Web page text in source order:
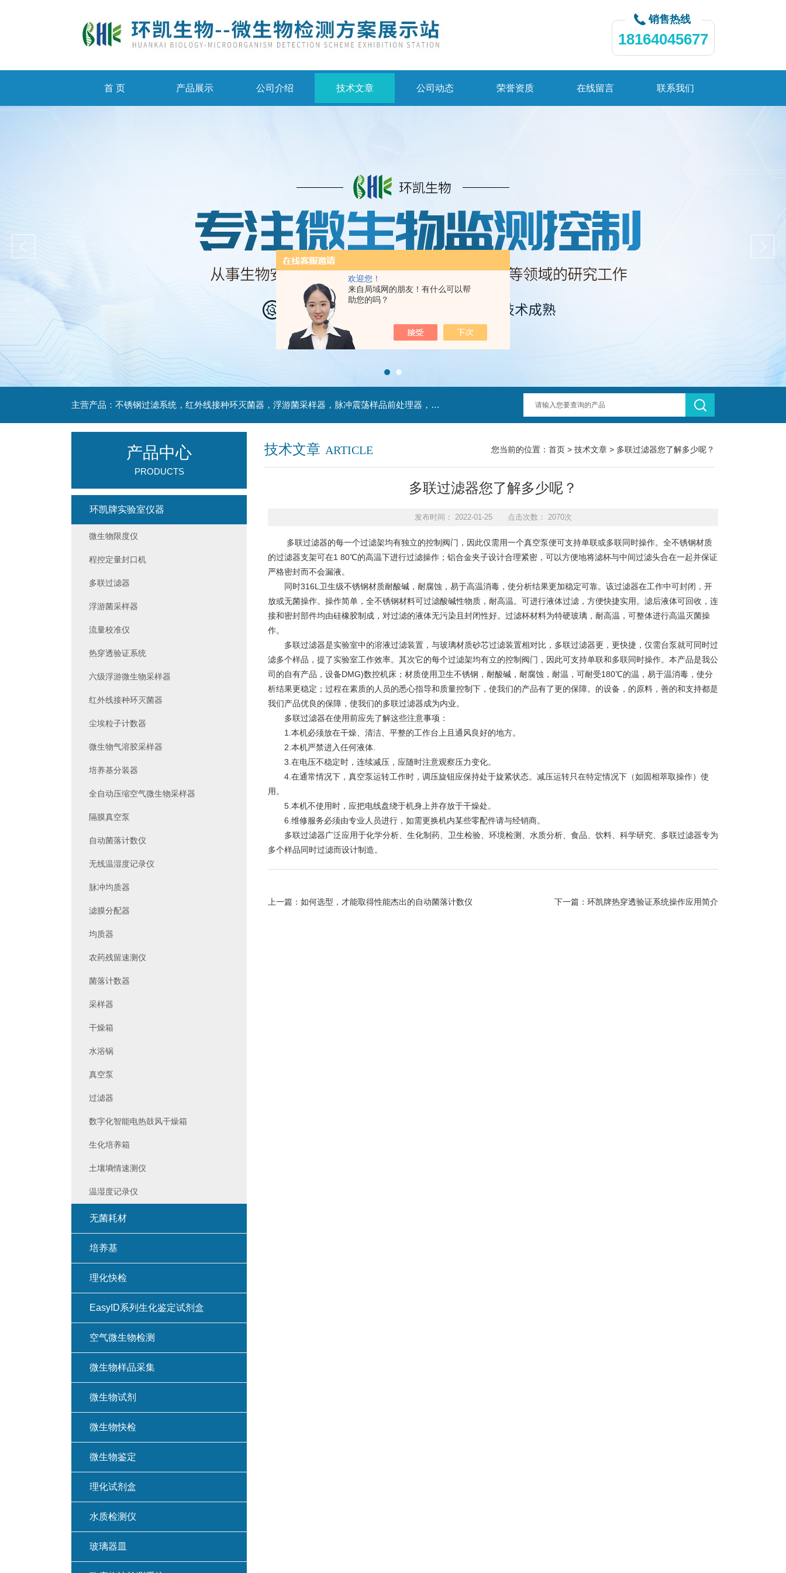
欢迎您！
来自局域网的朋友！有什么可以帮
助您的吗？
销售热线
18164045677
首 页 产品展示 公司介绍 技术文章 公司动态 荣誉资质 在线留言 联系我们
主营产品：不锈钢过滤系统，红外线接种环灭菌器，浮游菌采样器，脉冲震荡样品前处理器，数字化智能电热鼓风干燥箱，数字化智能电热恒温培养箱，实验室设备及环境温湿度监测系统，洁净工作台等实验设仪器设备。
技术文章 ARTICLE 您当前的位置： 首页 > 技术文章 > 多联过滤器您了解多少呢？
多联过滤器您了解多少呢？
发布时间： 2022-01-25 点击次数： 2070次
多联过滤器的每一个过滤架均有独立的控制阀门，因此仅需用一个真空泵便可支持单联或多联同时操作。全不锈钢材质
的过滤器支架可在1 80℃的高温下进行过滤操作；铝合金夹子设计合理紧密，可以方便地将滤杯与中间过滤头合在一起并保证
严格密封而不会漏液。
同时316L卫生级不锈钢材质耐酸碱，耐腐蚀，易于高温消毒，使分析结果更加稳定可靠。该过滤器在工作中可封闭，开
放或无菌操作。操作简单，全不锈钢材料可过滤酸碱性物质，耐高温。可进行液体过滤，方便快捷实用。滤后液体可回收，连
接和密封部件均由硅橡胶制成，对过滤的液体无污染且封闭性好。过滤杯材料为特硬玻璃，耐高温，可整体进行高温灭菌操
作。
多联过滤器是实验室中的溶液过滤装置，与玻璃材质砂芯过滤装置相对比，多联过滤器更，更快捷，仅需台泵就可同时过
滤多个样品，提了实验室工作效率。其次它的每个过滤架均有立的控制阀门，因此可支持单联和多联同时操作。本产品是我公
司的自有产品，设备DMG)数控机床；材质使用卫生不锈钢，耐酸碱，耐腐蚀，耐温，可耐受180℃的温，易于温消毒，使分
析结果更稳定；过程在素质的人员的悉心指导和质量控制下，使我们的产品有了更的保障。的设备，的原料，善的和支持都是
我们产品优良的保障，使我们的多联过滤器成为内业。
多联过滤器在使用前应先了解这些注意事项：
1.本机必须放在干燥、清洁、平整的工作台上且通风良好的地方。
2.本机严禁进入任何液体.
3.在电压不稳定时，连续减压，应随时注意观察压力变化。
4.在通常情况下，真空泵运转工作时，调压旋钮应保持处于旋紧状态。减压运转只在特定情况下（如固相萃取操作）使
用。
5.本机不使用时，应把电线盘绕于机身上并存放于干燥处。
6.维修服务必须由专业人员进行，如需更换机内某些零配件请与经销商。
多联过滤器广泛应用于化学分析、生化制药、卫生检验、环境检测、水质分析、食品、饮料、科学研究、多联过滤器专为
多个样品同时过滤而设计制造。
下一篇： 环凯牌热穿透验证系统操作应用简介
上一篇： 如何选型，才能取得性能杰出的自动菌落计数仪
产品中心
PRODUCTS
环凯牌实验室仪器
微生物限度仪
程控定量封口机
多联过滤器
浮游菌采样器
流量校准仪
热穿透验证系统
六级浮游微生物采样器
红外线接种环灭菌器
尘埃粒子计数器
微生物气溶胶采样器
培养基分装器
全自动压缩空气微生物采样器
隔膜真空泵
自动菌落计数仪
无线温湿度记录仪
脉冲均质器
滤膜分配器
均质器
农药残留速测仪
菌落计数器
采样器
干燥箱
水浴锅
真空泵
过滤器
数字化智能电热鼓风干燥箱
生化培养箱
土壤墒情速测仪
温湿度记录仪
无菌耗材
培养基
理化快检
EasyID系列生化鉴定试剂盒
空气微生物检测
微生物样品采集
微生物试剂
微生物快检
微生物鉴定
理化试剂盒
水质检测仪
玻璃器皿